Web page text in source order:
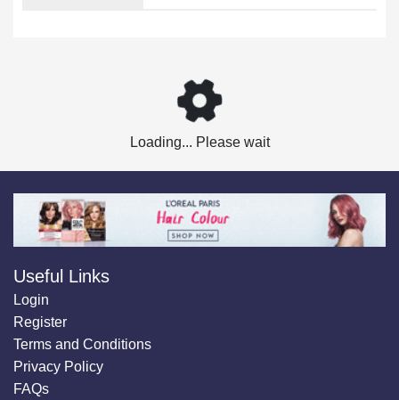
Loading... Please wait
Useful Links
Login
Register
Terms and Conditions
Privacy Policy
FAQs